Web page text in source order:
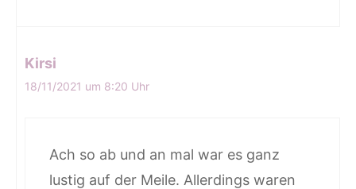
Kirsi
18/11/2021 um 8:20 Uhr
Ach so ab und an mal war es ganz
lustig auf der Meile. Allerdings waren